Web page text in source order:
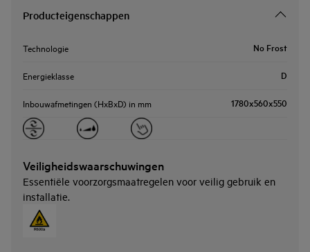
Producteigenschappen
Technologie No Frost
Energieklasse D
Inbouwafmetingen (HxBxD) in mm 1780x560x550
Veiligheidswaarschuwingen
Essentiële voorzorgsmaatregelen voor veilig gebruik en
installatie.